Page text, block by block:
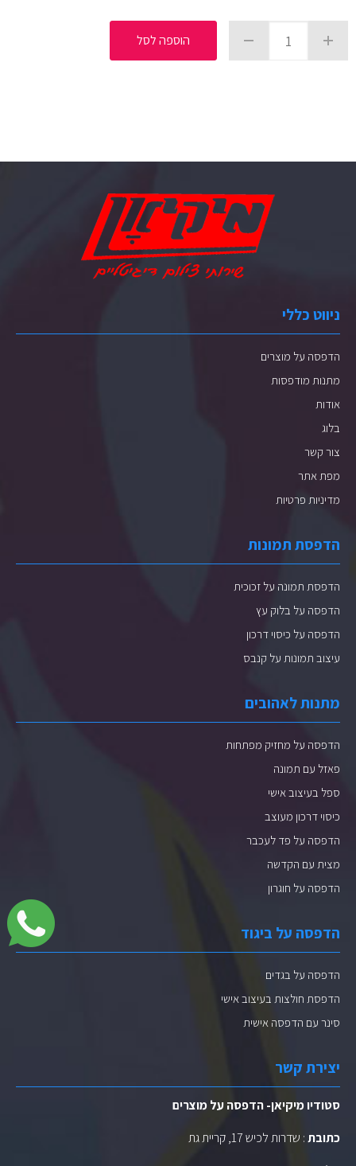
הוספה לסל
ניווט כללי
הדפסה על מוצרים
מתנות מודפסות
אודות
בלוג
צור קשר
מפת אתר
מדיניות פרטיות
הדפסת תמונות
הדפסת תמונה על זכוכית
הדפסה על בלוק עץ
הדפסה על כיסוי דרכון
עיצוב תמונות על קנבס
מתנות לאהובים
הדפסה על מחזיק מפתחות
פאזל עם תמונה
ספל בעיצוב אישי
כיסוי דרכון מעוצב
הדפסה על פד לעכבר
מצית עם הקדשה
הדפסה על חוגרון
הדפסה על ביגוד
הדפסה על בגדים
הדפסת חולצות בעיצוב אישי
סינר עם הדפסה אישית
יצירת קשר
סטודיו מיקיאן- הדפסה על מוצרים
כתובת: שדרות לכיש 17, קריית גת